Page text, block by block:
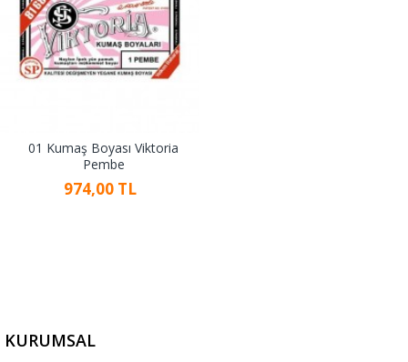
01 Kumaş Boyası Viktoria
Pembe
974,00 TL
KURUMSAL